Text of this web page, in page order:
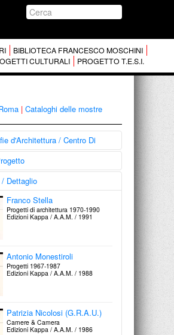
BIBLIOTECA FRANCESCO MOSCHINI
CULTURALI PROGETTO T.E.S.I.
| Cataloghi delle mostre
d'Architettura / Centro Di
Disegni di architettura italiana
dal dopoguerra ad oggi
dalla Collezione Francesco Moschini
A.A.M. Architettura Arte Moderna
Edizioni Centro Di / 2002
Giorgio Grassi
Massimo Scolari
Massimo Scolari
Franco Purini
Dal progetto: scritti teorici di Franco
Purini 1966-1991
Edizioni Kappa / A.A.M. / 1992
l'acquedotto di Spoleto
Edizioni Kappa / A.A.M. / 1987
Edizioni Kappa / A.A.M. / 1985
Dettaglio
Franco Stella
Progetti di architettura 1970-1990
Edizioni Kappa / A.A.M. / 1991
Antonio Monestiroli
Progetti 1967-1987
Edizioni Kappa / A.A.M. / 1988
Patrizia Nicolosi (G.R.A.U.)
Camere & Camera
Edizioni Kappa / A.A.M. / 1986